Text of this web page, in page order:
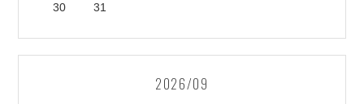
30
31
2026/09